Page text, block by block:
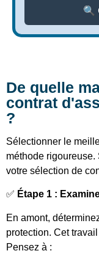
🔍
De quelle
contrat
?
Sélectionner le
méthode
votre sélection de
✅ Étape 1 :
En amont,
protection. Cet
Pensez à :